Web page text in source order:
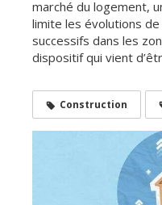
marché du logement,
limite les évolutions
successifs dans les
dispositif qui vient
Construction